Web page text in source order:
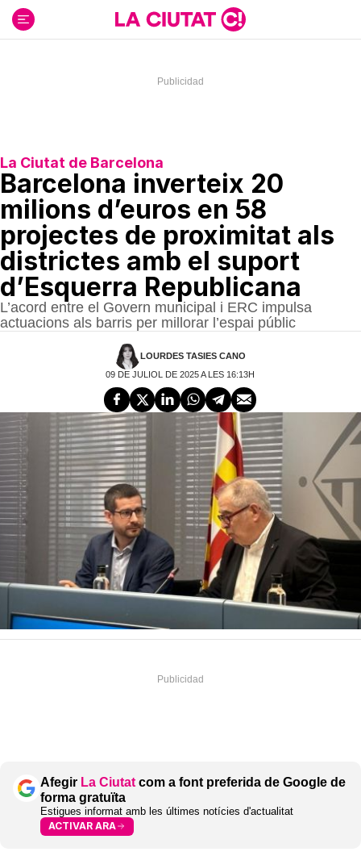
contenido
La Ciutat de Barcelona
Barcelona inverteix 20
milions d’euros en 58
projectes de proximitat als
districtes amb el suport
d’Esquerra Republicana
L’acord entre el Govern municipal i ERC impulsa
actuacions als barris per millorar l’espai públic
LOURDES TASIES CANO
09 DE JULIOL DE 2025 A LES 16:13H
Afegir La Ciutat com a font preferida de Google de
forma gratuïta
Estigues informat amb les últimes notícies d'actualitat
ACTIVAR ARA